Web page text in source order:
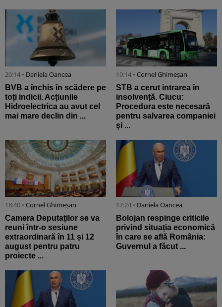
20:14 • Daniela Oancea
BVB a închis în scădere pe
toți indicii. Acțiunile
Hidroelectrica au avut cel
mai mare declin din ...
19:14 • Cornel Ghimeșan
STB a cerut intrarea în
insolvență. Ciucu:
Procedura este necesară
pentru salvarea companiei
și ...
18:40 • Cornel Ghimeșan
Camera Deputaților se va
reuni într-o sesiune
extraordinară în 11 și 12
august pentru patru
proiecte ...
17:24 • Daniela Oancea
Bolojan respinge criticile
privind situația economică
în care se află România:
Guvernul a făcut ...